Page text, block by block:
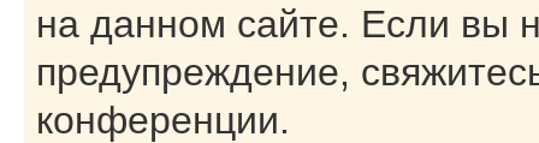
на данном сайте. Если вы
предупреждение,
конференции.